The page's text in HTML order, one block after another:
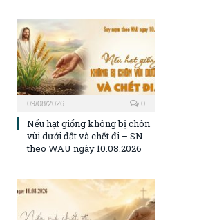
09/08/2026 0
Nếu hạt giống không bị chôn
vùi dưới đất và chết đi – SN
theo WAU ngày 10.08.2026